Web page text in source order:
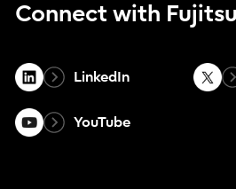
Connect with
LinkedIn
YouTube